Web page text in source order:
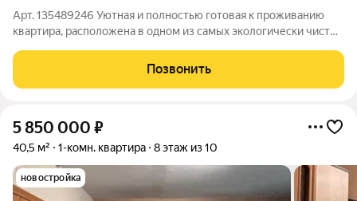
Арт. 135489246 Уютная и полностью готовая к проживанию
квартира, расположена в одном из самых экологически чистых
своих новых хозяев. Индивидуальная особенность помимо
входа из подъезда квартира
Позвонить
5 850 000 ₽
40,5 м² 1-комн. квартира 8 этаж из 10
новостройка